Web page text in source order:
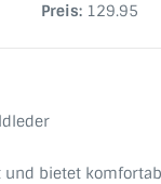
Preis: 129.95
und bietet